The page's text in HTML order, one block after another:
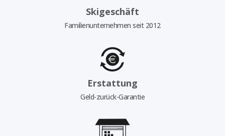
Skigeschäft
Familienunternehmen seit 2012
Erstattung
Geld-zurück-Garantie